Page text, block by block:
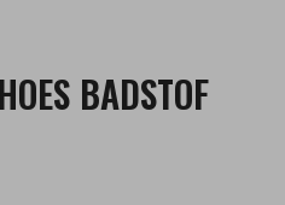
BADSTOF